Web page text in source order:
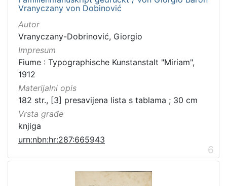
Vranyczany von Dobinović
Autor
Vranyczany-Dobrinović, Giorgio
Impresum
Fiume : Typographische Kunstanstalt "Miriam",
1912
Materijalni opis
182 str., [3] presavijena lista s tablama ; 30 cm
Vrsta građe
knjiga
urn:nbn:hr:287:665943
6